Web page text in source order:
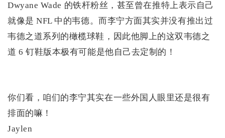
Dwyane Wade 的铁杆粉丝，甚至曾在推特上表示自己
就像是 NFL 中的韦德。而李宁方面其实并没有推出过
韦德之道系列的橄榄球鞋，因此他脚上的这双韦德之
道 6 钉鞋版本极有可能是他自己去定制的！
你们看，咱们的李宁其实在一些外国人眼里还是很有
排面的嘛！
Jaylen